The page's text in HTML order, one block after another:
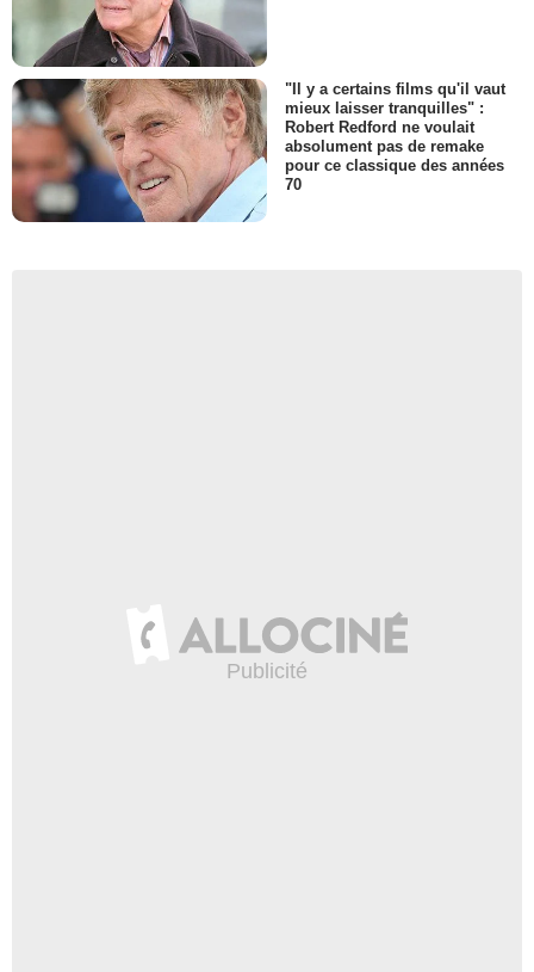
"Il y a certains films qu'il vaut
mieux laisser tranquilles" :
Robert Redford ne voulait
absolument pas de remake
pour ce classique des années
70